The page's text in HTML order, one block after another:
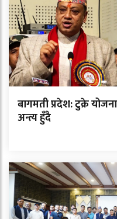
बागमती प्रदेश: टुक्रे
अन्त्य हुँदै